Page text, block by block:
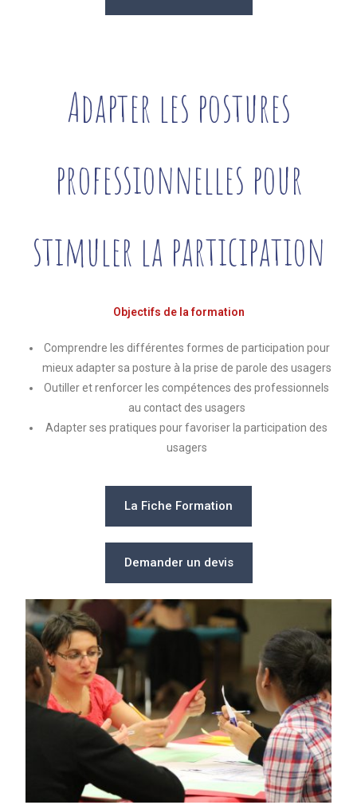
Adapter les postures
professionnelles pour
stimuler la participation
Objectifs de la formation
Comprendre les différentes formes de participation pour
mieux adapter sa posture à la prise de parole des usagers
Outiller et renforcer les compétences des professionnels
au contact des usagers
Adapter ses pratiques pour favoriser la participation des
usagers
La Fiche Formation
Demander un devis